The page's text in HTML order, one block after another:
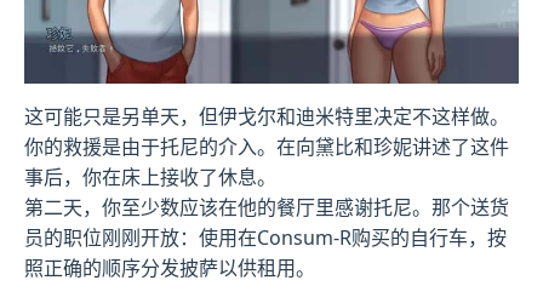
这可能只是另单天，但伊戈尔和迪米特里决定不这样做。
你的救援是由于托尼的介入。在向黛比和珍妮讲述了这件
事后，你在床上接收了休息。
第二天，你至少数应该在他的餐厅里感谢托尼。那个送货
员的职位刚刚开放：使用在Consum-R购买的自行车，按
照正确的顺序分发披萨以供租用。